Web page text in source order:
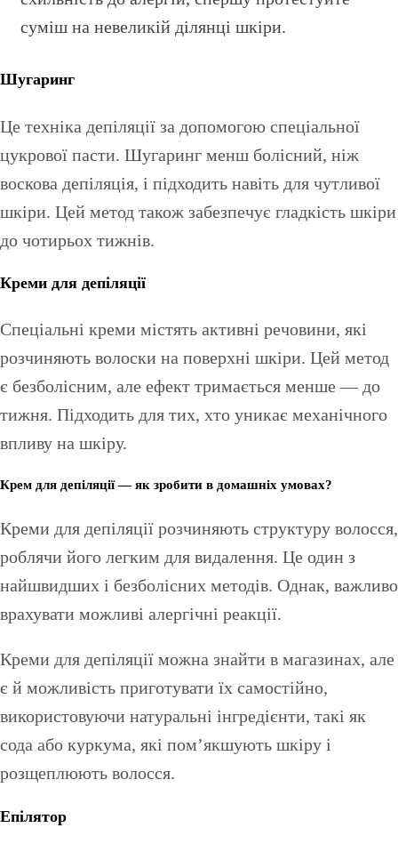
суміш на невеликій ділянці шкіри.
Шугаринг
Це техніка депіляції за допомогою спеціальної
цукрової пасти. Шугаринг менш болісний, ніж
воскова депіляція, і підходить навіть для чутливої
шкіри. Цей метод також забезпечує гладкість шкіри
до чотирьох тижнів.
Креми для депіляції
Спеціальні креми містять активні речовини, які
розчиняють волоски на поверхні шкіри. Цей метод
є безболісним, але ефект тримається менше — до
тижня. Підходить для тих, хто уникає механічного
впливу на шкіру.
Крем для депіляції — як зробити в домашніх умовах?
Креми для депіляції розчиняють структуру волосся,
роблячи його легким для видалення. Це один з
найшвидших і безболісних методів. Однак, важливо
врахувати можливі алергічні реакції.
Креми для депіляції можна знайти в магазинах, але
є й можливість приготувати їх самостійно,
використовуючи натуральні інгредієнти, такі як
сода або куркума, які пом’якшують шкіру і
розщеплюють волосся.
Епілятор